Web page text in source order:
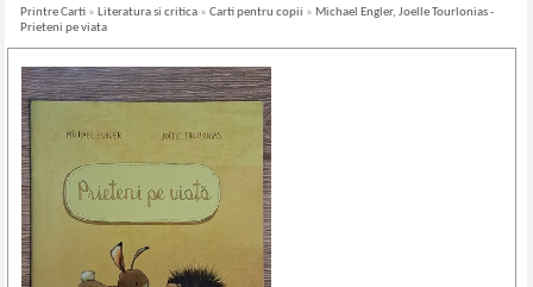
Printre Carti » Literatura si critica »Carti pentru copii » Michael Engler, Joelle Tourlonias -
Prieteni pe viata